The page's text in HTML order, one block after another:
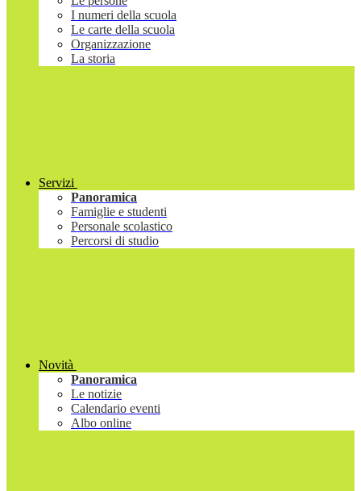
I numeri della scuola
Le carte della scuola
Organizzazione
La storia
Servizi
Panoramica
Famiglie e studenti
Personale scolastico
Percorsi di studio
Novità
Panoramica
Le notizie
Calendario eventi
Albo online